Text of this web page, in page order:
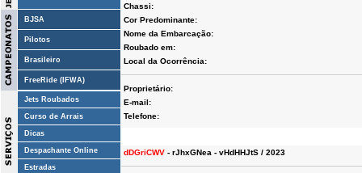
BJSA
Pilotos
Brasileiro
FreeRide (IFWA)
Jets Roubados
Curso de Arrais
Dicas
Despachante Online
Estradas
Chassi:
Cor Predominante:
Nome da Embarcação:
Roubado em:
Local da Ocorrência:
Proprietário:
E-mail:
Telefone:
dDGriCWV - rJhxGNea - vHdHHJtS / 2023